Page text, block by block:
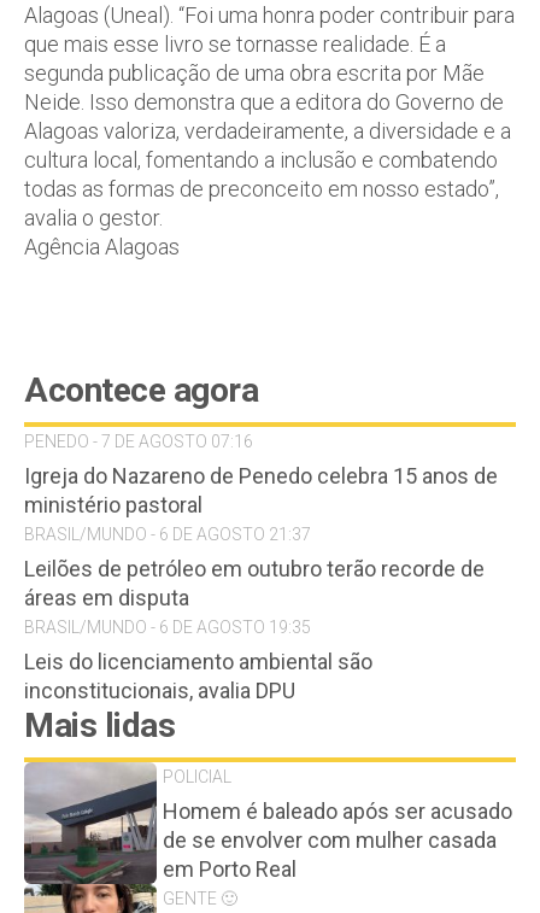
Alagoas (Uneal). “Foi uma honra poder contribuir para
que mais esse livro se tornasse realidade. É a
segunda publicação de uma obra escrita por Mãe
Neide. Isso demonstra que a editora do Governo de
Alagoas valoriza, verdadeiramente, a diversidade e a
cultura local, fomentando a inclusão e combatendo
todas as formas de preconceito em nosso estado”,
avalia o gestor.
Agência Alagoas
Acontece agora
PENEDO - 7 DE AGOSTO 07:16
Igreja do Nazareno de Penedo celebra 15 anos de
ministério pastoral
BRASIL/MUNDO - 6 DE AGOSTO 21:37
Leilões de petróleo em outubro terão recorde de
áreas em disputa
BRASIL/MUNDO - 6 DE AGOSTO 19:35
Leis do licenciamento ambiental são
inconstitucionais, avalia DPU
Mais lidas
POLICIAL
Homem é baleado após ser acusado
de se envolver com mulher casada
em Porto Real
GENTE 🙂